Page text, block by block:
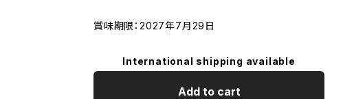
賞味期限：2027年7月29日
International shipping available
Add to cart